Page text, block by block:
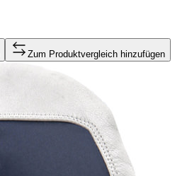
Zum Produktvergleich hinzufügen